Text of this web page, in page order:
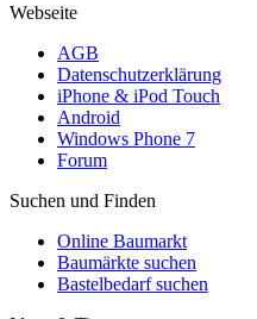
Webseite
AGB
Datenschutzerklärung
iPhone & iPod Touch
Android
Windows Phone 7
Forum
Suchen und Finden
Online Baumarkt
Baumärkte suchen
Bastelbedarf suchen